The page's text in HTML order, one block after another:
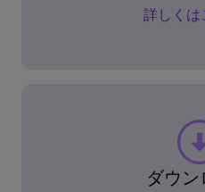
詳しくは
ダウン